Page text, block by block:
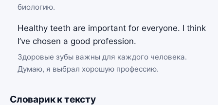
биологию.
Healthy teeth are important for everyone. I think
I’ve chosen a good profession.
Здоровые зубы важны для каждого человека.
Думаю, я выбрал хорошую профессию.
Словарик к тексту